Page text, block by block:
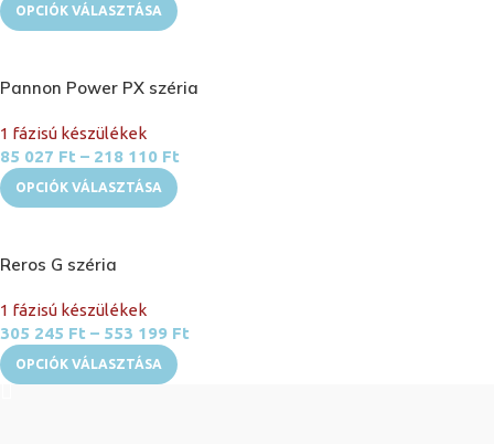
OPCIÓK VÁLASZTÁSA
Pannon Power PX széria
1 fázisú készülékek
85 027 Ft – 218 110 Ft
OPCIÓK VÁLASZTÁSA
Reros G széria
1 fázisú készülékek
305 245 Ft – 553 199 Ft
OPCIÓK VÁLASZTÁSA